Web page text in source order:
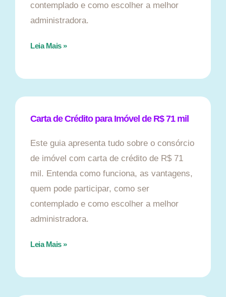
contemplado e como escolher a melhor
administradora.
Leia Mais »
Carta de Crédito para Imóvel de R$ 71 mil
Este guia apresenta tudo sobre o consórcio
de imóvel com carta de crédito de R$ 71
mil. Entenda como funciona, as vantagens,
quem pode participar, como ser
contemplado e como escolher a melhor
administradora.
Leia Mais »